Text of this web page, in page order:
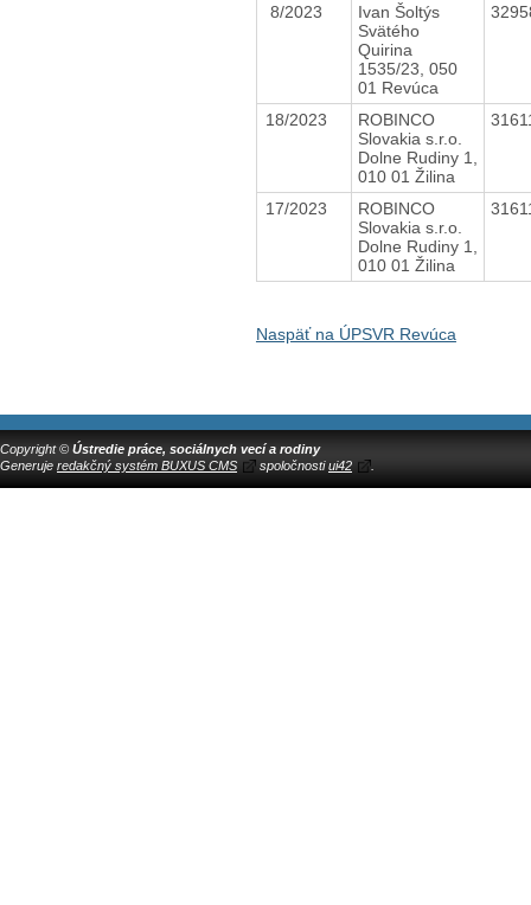
8/2023
Ivan Šoltýs
Svätého
Quirina
1535/23, 050
01 Revúca
18/2023
ROBINCO
Slovakia s.r.o.
Dolne Rudiny 1,
010 01 Žilina
17/2023
ROBINCO
Slovakia s.r.o.
Dolne Rudiny 1,
010 01 Žilina
Naspäť na ÚPSVR Revúca
Copyright © Ústredie práce, sociálnych vecí a rodiny
Generuje redakčný systém BUXUS CMS spoločnostiui42